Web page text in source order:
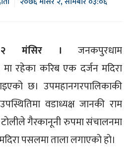
मंसिर । जनकपुरधाम
रहेका करिब एक दर्जन मदिरा
छ। उपमहानगरपालिकाकी
वडाध्यक्ष जानकी राम
गैरकानूनी रुपमा संचालनमा
पसलमा ताला लगाएकाे हाे।